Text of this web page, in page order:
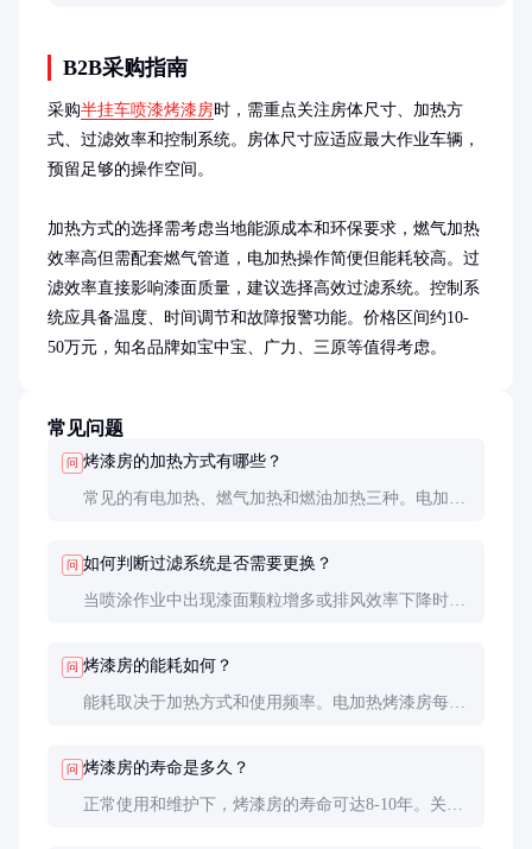
B2B采购指南
采购半挂车喷漆烤漆房时，需重点关注房体尺寸、加热方
式、过滤效率和控制系统。房体尺寸应适应最大作业车辆，
预留足够的操作空间。
加热方式的选择需考虑当地能源成本和环保要求，燃气加热
效率高但需配套燃气管道，电加热操作简便但能耗较高。过
滤效率直接影响漆面质量，建议选择高效过滤系统。控制系
统应具备温度、时间调节和故障报警功能。价格区间约10-
50万元，知名品牌如宝中宝、广力、三原等值得考虑。
常见问题
问 烤漆房的加热方式有哪些？
常见的有电加热、燃气加热和燃油加热三种。电加热
燃油。
问 如何判断过滤系统是否需要更换？
当喷涂作业中出现漆面颗粒增多或排风效率下降时，
问 烤漆房的能耗如何？
能耗取决于加热方式和使用频率。电加热烤漆房每小
问 烤漆房的寿命是多久？
正常使用和维护下，烤漆房的寿命可达8-10年。关键